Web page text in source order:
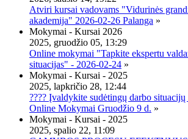
Atviri kursai vadovams "Vidurinės
akademija" 2026-02-26 Palanga »
Mokymai - Kursai 2026
2025, gruodžio 05, 13:29
Online mokymai "Tapkite ekspertu
situacijas" - 2026-02-24 »
Mokymai - Kursai - 2025
2025, lapkričio 28, 12:44
???? Įvaldykite sudėtingų darbo
Online Mokymai Gruodžio 9 d. »
Mokymai - Kursai - 2025
2025, spalio 22, 11:09